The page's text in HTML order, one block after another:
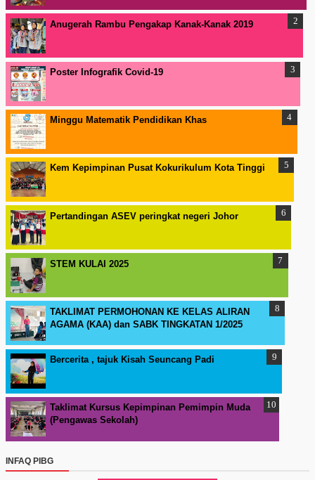
Anugerah Rambu Pengakap Kanak-Kanak 2019
Poster Infografik Covid-19
Minggu Matematik Pendidikan Khas
Kem Kepimpinan Pusat Kokurikulum Kota Tinggi
Pertandingan ASEV peringkat negeri Johor
STEM KULAI 2025
TAKLIMAT PERMOHONAN KE KELAS ALIRAN
AGAMA (KAA) dan SABK TINGKATAN 1/2025
Bercerita , tajuk Kisah Seuncang Padi
Taklimat Kursus Kepimpinan Pemimpin Muda
(Pengawas Sekolah)
INFAQ PIBG